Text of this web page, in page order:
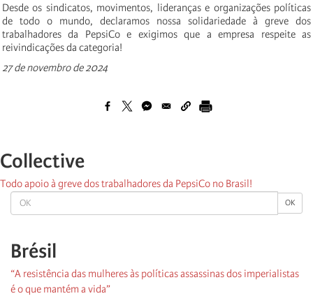
OK OK
Brésil
“A resistência das mulheres às políticas assassinas dos imperialistas
é o que mantém a vida”
Desde os sindicatos, movimentos, lideranças e organizações políticas
de todo o mundo, declaramos nossa solidariedade à greve dos
trabalhadores da PepsiCo e exigimos que a empresa respeite as
reivindicações da categoria!
27 de novembro de 2024
Collective
Todo apoio à greve dos trabalhadores da PepsiCo no Brasil!